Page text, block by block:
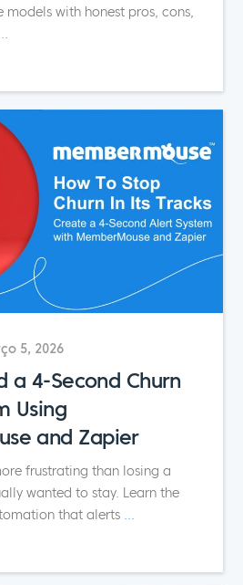
models with honest pros, cons,
5, 2026
a 4-Second Churn
Using
and Zapier
frustrating than losing a
wanted to stay. Learn the
that alerts ...